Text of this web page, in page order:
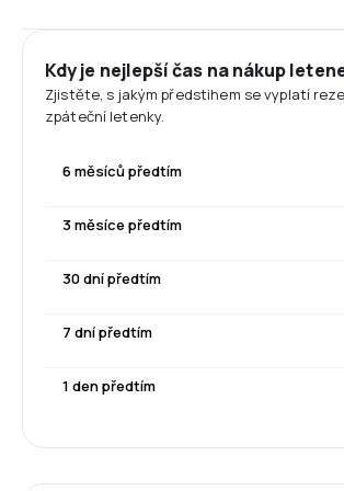
Kdy je nejlepší čas na nákup
Zjistěte, s jakým předstihem se vyplatí
zpáteční letenky.
6 měsíců předtím
3 měsíce předtím
30 dní předtím
7 dní předtím
1 den předtím